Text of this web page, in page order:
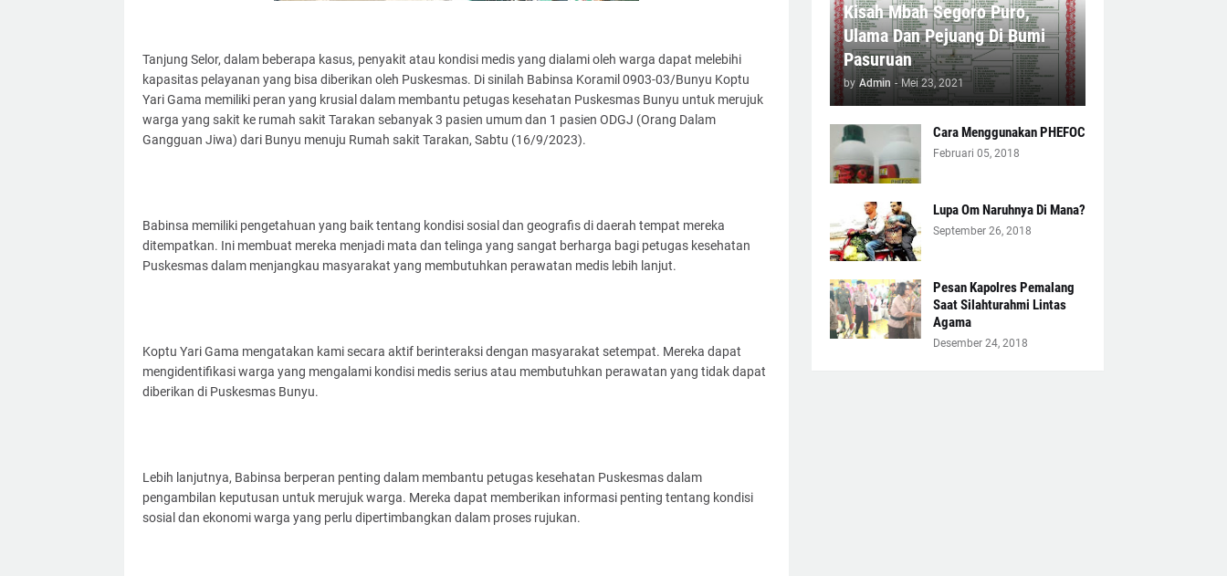
Tanjung Selor, dalam beberapa kasus, penyakit atau kondisi medis yang dialami oleh warga dapat melebihi
kapasitas pelayanan yang bisa diberikan oleh Puskesmas. Di sinilah Babinsa Koramil 0903-03/Bunyu Koptu
Yari Gama memiliki peran yang krusial dalam membantu petugas kesehatan Puskesmas Bunyu untuk merujuk
warga yang sakit ke rumah sakit Tarakan sebanyak 3 pasien umum dan 1 pasien ODGJ (Orang Dalam
Gangguan Jiwa) dari Bunyu menuju Rumah sakit Tarakan, Sabtu (16/9/2023).
Babinsa memiliki pengetahuan yang baik tentang kondisi sosial dan geografis di daerah tempat mereka
ditempatkan. Ini membuat mereka menjadi mata dan telinga yang sangat berharga bagi petugas kesehatan
Puskesmas dalam menjangkau masyarakat yang membutuhkan perawatan medis lebih lanjut.
Koptu Yari Gama mengatakan kami secara aktif berinteraksi dengan masyarakat setempat. Mereka dapat
mengidentifikasi warga yang mengalami kondisi medis serius atau membutuhkan perawatan yang tidak dapat
diberikan di Puskesmas Bunyu.
Lebih lanjutnya, Babinsa berperan penting dalam membantu petugas kesehatan Puskesmas dalam
pengambilan keputusan untuk merujuk warga. Mereka dapat memberikan informasi penting tentang kondisi
sosial dan ekonomi warga yang perlu dipertimbangkan dalam proses rujukan.
Kisah Mbah Segoro Puro,
Ulama Dan Pejuang Di Bumi
Pasuruan
by Admin - Mei 23, 2021
Cara Menggunakan PHEFOC
Februari 05, 2018
Lupa Om Naruhnya Di Mana?
September 26, 2018
Pesan Kapolres Pemalang
Saat Silahturahmi Lintas
Agama
Desember 24, 2018